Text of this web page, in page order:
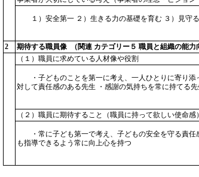
１）安全第一 ２）生きる力の基礎を育む ３）見守
2
期待する職員像 （関連 カテゴリー５ 職員と組織の能力
（１）職員に求めている人材像や役割
・子どものことを第一に考え、一人ひとりに寄り
対して責任感のある先生 ・感謝の気持ちを常に持てる先
（２）職員に期待すること（職員に持って欲しい使命感）
・常に子ども第一で考え、子どもの安全を守る責
も指導できるよう常に向上心を持つ